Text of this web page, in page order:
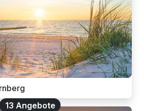
13 Angebote